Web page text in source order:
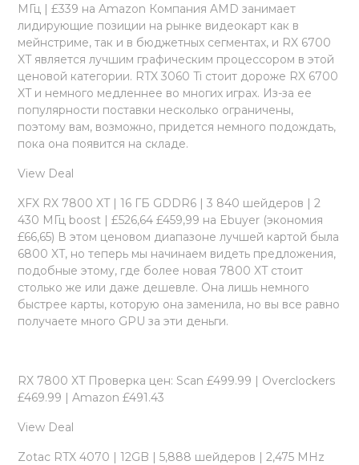
МГц | £339 на Amazon Компания AMD занимает
лидирующие позиции на рынке видеокарт как в
мейнстриме, так и в бюджетных сегментах, и RX 6700
XT является лучшим графическим процессором в этой
ценовой категории. RTX 3060 Ti стоит дороже RX 6700
XT и немного медленнее во многих играх. Из-за ее
популярности поставки несколько ограничены,
поэтому вам, возможно, придется немного подождать,
пока она появится на складе.
View Deal
XFX RX 7800 XT | 16 ГБ GDDR6 | 3 840 шейдеров | 2
430 МГц boost | £526,64 £459,99 на Ebuyer (экономия
£66,65) В этом ценовом диапазоне лучшей картой была
6800 XT, но теперь мы начинаем видеть предложения,
подобные этому, где более новая 7800 XT стоит
столько же или даже дешевле. Она лишь немного
быстрее карты, которую она заменила, но вы все равно
получаете много GPU за эти деньги.
RX 7800 XT Проверка цен: Scan £499.99 | Overclockers
£469.99 | Amazon £491.43
View Deal
Zotac RTX 4070 | 12GB | 5,888 шейдеров | 2,475 MHz